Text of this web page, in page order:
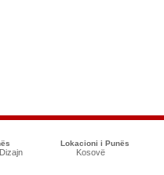
Lokacioni i Punës
Kosovë